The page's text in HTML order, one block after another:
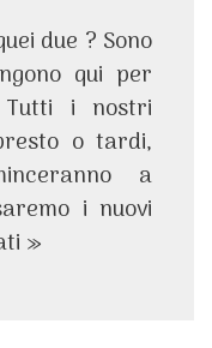
due ? Sono
qui per
i nostri
o tardi,
a
i nuovi
»